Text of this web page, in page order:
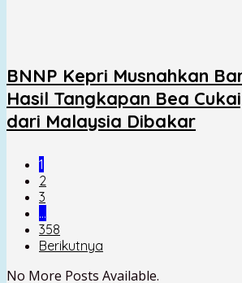
BNNP Kepri Musnahkan
Hasil Tangkapan Bea
dari Malaysia Dibakar
1
2
3
…
358
Berikutnya
No More Posts Available.